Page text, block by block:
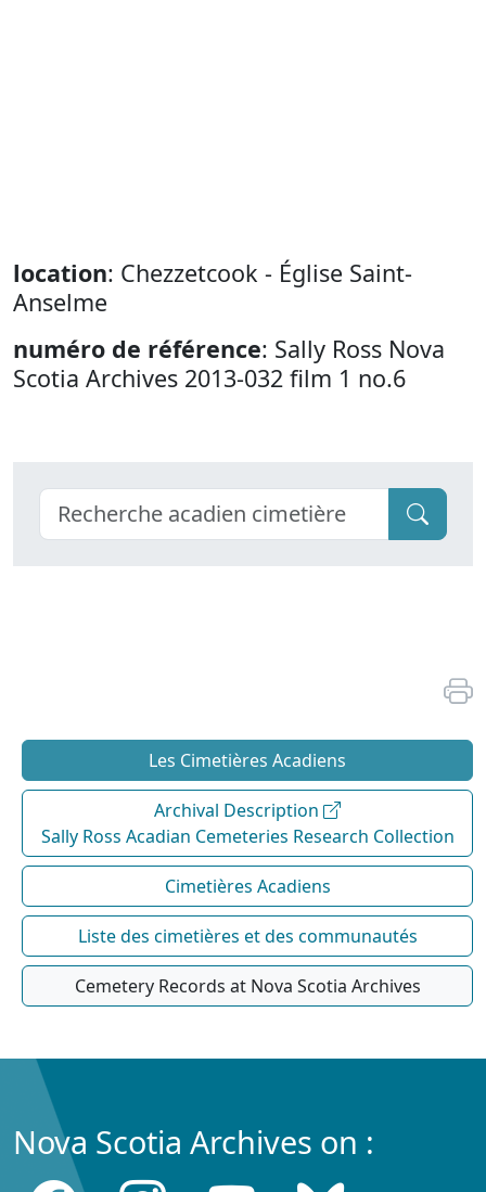
location: Chezzetcook - Église Saint-
Anselme
numéro de référence: Sally Ross Nova
Scotia Archives 2013-032 film 1 no.6
Les Cimetières Acadiens
Archival Description
Sally Ross Acadian Cemeteries Research Collection
Cimetières Acadiens
Liste des cimetières et des communautés
Cemetery Records at Nova Scotia Archives
Nova Scotia Archives on :